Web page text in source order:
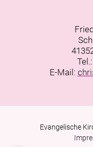
E-Mail:
Evangelische